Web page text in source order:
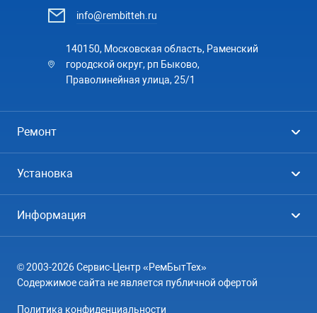
info@rembitteh.ru
140150, Московская область, Раменский
городской округ, рп Быково,
Праволинейная улица, 25/1
Ремонт
Посудомоечные машины
Кондиционеры
Варочные панели
Установка
Кондиционеры
Информация
География
© 2003-2026 Сервис-Центр «РемБытТех»
Содержимое сайта не является публичной офертой
Политика конфиденциальности